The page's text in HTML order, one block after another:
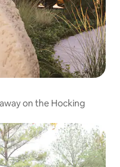
on the Hocking